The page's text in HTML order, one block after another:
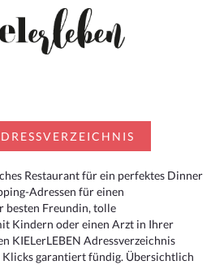
Restaurant für ein perfektes Dinner
Adressen für einen
besten Freundin, tolle
Kindern oder einen Arzt in Ihrer
KIELerLEBEN Adressverzeichnis
Klicks garantiert fündig. Übersichtlich